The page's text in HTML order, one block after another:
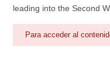
leading into the Second
Para acceder al